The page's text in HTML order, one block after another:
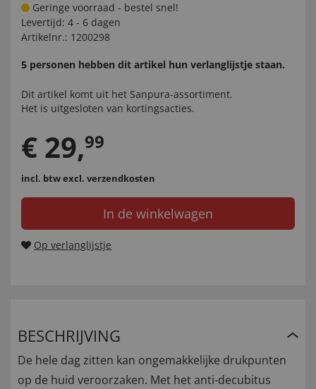
Geringe voorraad - bestel snel!
Levertijd: 4 - 6 dagen
Artikelnr.: 1200298
5 personen hebben dit artikel hun verlanglijstje staan.
Dit artikel komt uit het Sanpura-assortiment.
Het is uitgesloten van kortingsacties.
€ 29,99
incl. btwexcl. verzendkosten
In de winkelwagen
Op verlanglijstje
BESCHRIJVING
De hele dag zitten kan ongemakkelijke drukpunten
op de huid veroorzaken. Met het anti-decubitus